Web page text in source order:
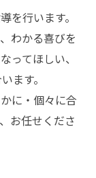
を行います。
わかる喜びを
ってほしい、
ます。
に・個々に合
お任せくださ